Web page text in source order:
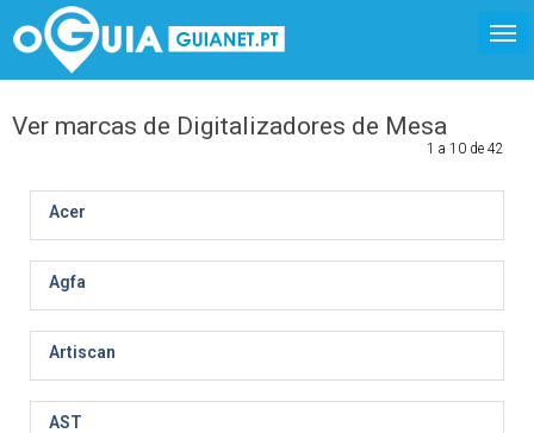
Ver marcas de Digitalizadores de Mesa
1 a 10 de 42
Acer
Agfa
Artiscan
AST